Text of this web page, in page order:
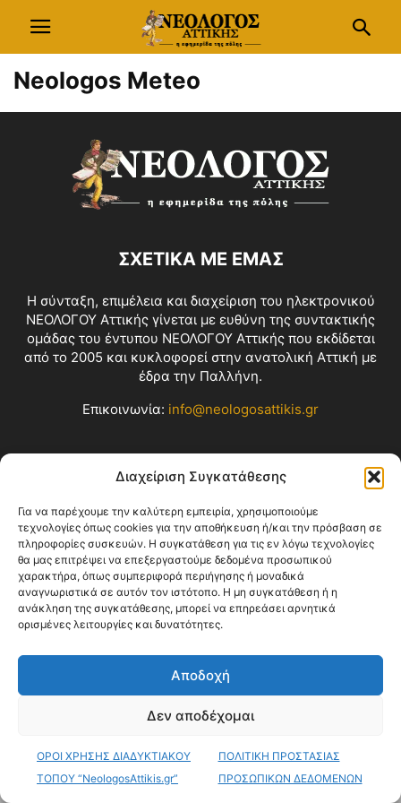
Διαχείριση Συγκατάθεσης
Για να παρέχουμε την καλύτερη εμπειρία, χρησιμοποιούμε
τεχνολογίες όπως cookies για την αποθήκευση ή/και την πρόσβαση σε
πληροφορίες συσκευών. Η συγκατάθεση για τις εν λόγω τεχνολογίες
θα μας επιτρέψει να επεξεργαστούμε δεδομένα προσωπικού
χαρακτήρα, όπως συμπεριφορά περιήγησης ή μοναδικά
αναγνωριστικά σε αυτόν τον ιστότοπο. Η μη συγκατάθεση ή η
ανάκληση της συγκατάθεσης, μπορεί να επηρεάσει αρνητικά
ορισμένες λειτουργίες και δυνατότητες.
Αποδοχή
Δεν αποδέχομαι
ΟΡΟΙ ΧΡΗΣΗΣ ΔΙΑΔΥΚΤΙΑΚΟΥ
ΤΟΠΟΥ “NeologosAttikis.gr”
ΠΟΛΙΤΙΚΗ ΠΡΟΣΤΑΣΙΑΣ
ΠΡΟΣΩΠΙΚΩΝ ΔΕΔΟΜΕΝΩΝ
Neologos Meteo
ΣΧΕΤΙΚΑ ΜΕ ΕΜΑΣ
Η σύνταξη, επιμέλεια και διαχείριση του ηλεκτρονικού
ΝΕΟΛΟΓΟΥ Αττικής γίνεται με ευθύνη της συντακτικής
ομάδας του έντυπου ΝΕΟΛΟΓΟΥ Αττικής που εκδίδεται
από το 2005 και κυκλοφορεί στην ανατολική Αττική με
έδρα την Παλλήνη.
Επικοινωνία: info@neologosattikis.gr
© Copyright 2026 ΝΕΟΛΟΓΟΣ ΑΤΤΙΚΗΣ • All Rights Reserved •